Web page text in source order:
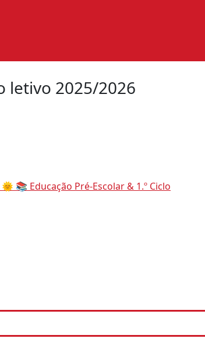
letivo 2025/2026
🌞 📚 Educação Pré-Escolar & 1.º Ciclo